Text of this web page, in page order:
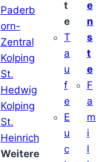
Paderb
orn-
Zentral
Kolping
St.
Hedwig
Kolping
St.
Heinrich
Weitere
t
e
T
a
u
f
e
E
u
c
e
n
s
t
e
F
a
m
i
l